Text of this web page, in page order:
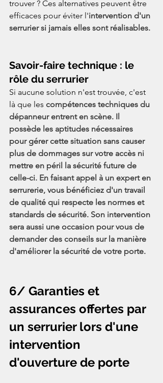
trouver ? Ces alternatives peuvent être
efficaces pour éviter l'intervention d'un
serrurier si jamais elles sont réalisables.
Savoir-faire technique : le
rôle du serrurier
Si aucune solution n'est trouvée, c'est
là que les compétences techniques du
dépanneur entrent en scène. Il
possède les aptitudes nécessaires
pour gérer cette situation sans causer
plus de dommages sur votre accès ni
mettre en péril la sécurité future de
celle-ci. En faisant appel à un expert en
serrurerie, vous bénéficiez d'un travail
de qualité qui respecte les normes et
standards de sécurité. Son intervention
sera aussi une occasion pour vous de
demander des conseils sur la manière
d'améliorer la sécurité de votre porte.
6/ Garanties et
assurances offertes par
un serrurier lors d'une
intervention
d'ouverture de porte